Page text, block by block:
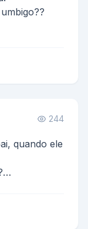
244
quando ele